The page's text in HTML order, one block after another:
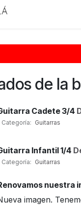
de la
Cadete 3/4
Categoría: Guitarras
Infantil 1/4
Categoría: Guitarras
nuestra
imagen.